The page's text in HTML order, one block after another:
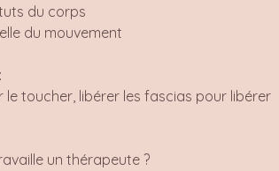
du corps
du mouvement
le toucher, libérer les fascias pour libérer
un thérapeute ?